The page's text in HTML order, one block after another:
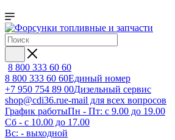
8 800 333 60 60
8 800 333 60 60Единый номер
+7 950 754 89 00Дизельный сервис
shop@cdi36.rue-mail для всех вопросов
График работыПн - Пт: с 9.00 до 19.00
Сб - с 10.00 до 17.00
Вс: - выходной